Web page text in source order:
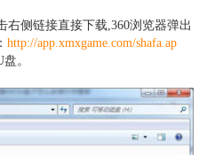
右侧链接直接下载,360浏览器弹出
http://app.xmxgame.com/shafa.ap
。